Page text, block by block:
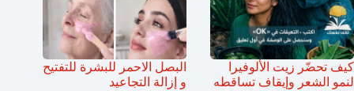
كيف تحضّر زيت الألوفيرا
لنمو الشعر وإيقاف تساقطه
البصل الاحمر للبشرة للتفتيح
و إزالة التجاعيد